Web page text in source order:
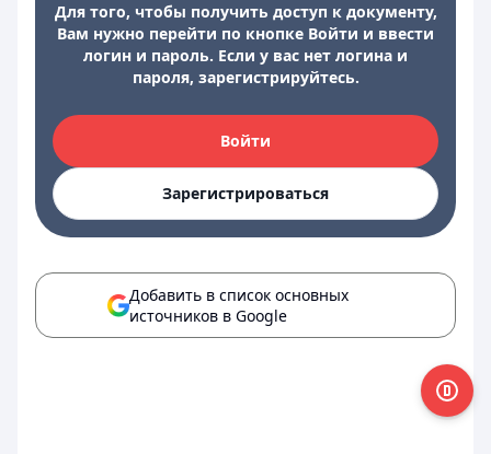
Для того, чтобы получить доступ к документу,
Вам нужно перейти по кнопке Войти и ввести
логин и пароль. Если у вас нет логина и
пароля, зарегистрируйтесь.
Войти
Зарегистрироваться
Добавить в список основных
источников в Google